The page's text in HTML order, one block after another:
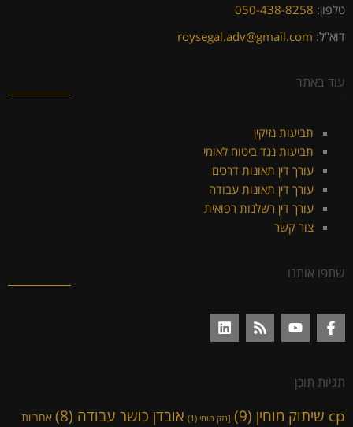
טלפון: 050-438-8258
דוא"ל: roysegal.adv@gmail.com
עוד באתר
תביעות נזיקין
תביעות נגד ביטוח לאומי
עורך דין תאונות דרכים
עורך דין תאונות עבודה
עורך דין רשלנות רפואית
צור קשר
שתפו אותנו
תגיות תוכן
cp שיתוק מוחין (9) [נזק מוחי (1) אובדן כושר עבודה (8)
אחריות